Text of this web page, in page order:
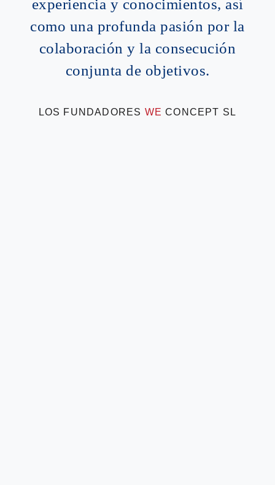
experiencia y conocimientos, así
como una profunda pasión por la
colaboración y la consecución
conjunta de objetivos.
LOS FUNDADORES WE CONCEPT SL